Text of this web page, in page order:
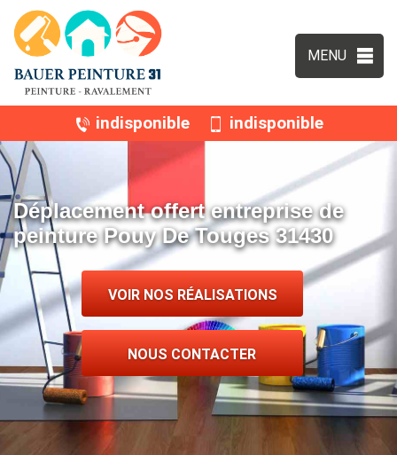
MENU
indisponible indisponible
Déplacement offert entreprise de
peinture Pouy De Touges 31430
VOIR NOS RÉALISATIONS
NOUS CONTACTER